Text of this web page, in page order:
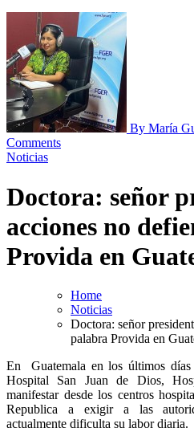
By María
Comments
Noticias
Doctora: señor
acciones no
Provida en
Home
Noticias
Doctora: señor
palabra Provida en
En Guatemala en los últimos días
Hospital San Juan de Dios,
manifestar desde los centros
Republica a exigir a las
actualmente dificulta su labor diaria.